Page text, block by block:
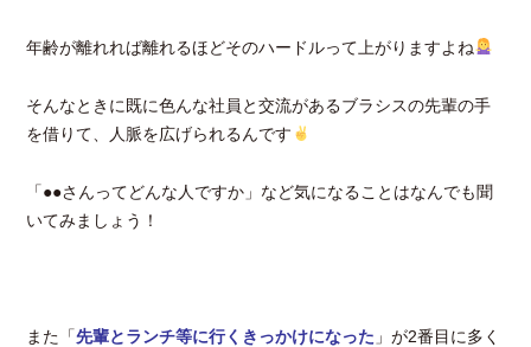
年齢が離れれば離れるほどそのハードルって上がりますよね
そんなときに既に色んな社員と交流があるブラシスの先輩の手
を借りて、人脈を広げられるんです
「●●さんってどんな人ですか」など気になることはなんでも聞
いてみましょう！
また「先輩とランチ等に行くきっかけになった 」が2番目に多く